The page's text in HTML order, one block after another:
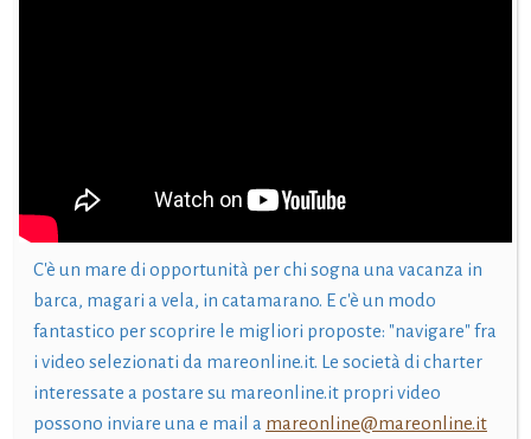
C'è un mare di opportunità per chi sogna una vacanza in
barca, magari a vela, in catamarano. E c'è un modo
fantastico per scoprire le migliori proposte: "navigare" fra
i video selezionati da mareonline.it. Le società di charter
interessate a postare su mareonline.it propri video
possono inviare una e mail a mareonline@mareonline.it